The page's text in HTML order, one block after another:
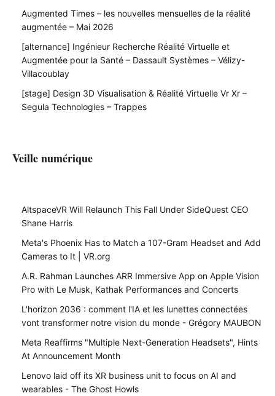
Augmented Times – les nouvelles mensuelles de la réalité
augmentée – Mai 2026
[alternance] Ingénieur Recherche Réalité Virtuelle et
Augmentée pour la Santé – Dassault Systèmes – Vélizy-
Villacoublay
[stage] Design 3D Visualisation & Réalité Virtuelle Vr Xr –
Segula Technologies – Trappes
Veille numérique
AltspaceVR Will Relaunch This Fall Under SideQuest CEO
Shane Harris
Meta's Phoenix Has to Match a 107-Gram Headset and Add
Cameras to It | VR.org
A.R. Rahman Launches ARR Immersive App on Apple Vision
Pro with Le Musk, Kathak Performances and Concerts
L'horizon 2036 : comment l'IA et les lunettes connectées
vont transformer notre vision du monde - Grégory MAUBON
Meta Reaffirms "Multiple Next-Generation Headsets", Hints
At Announcement Month
Lenovo laid off its XR business unit to focus on AI and
wearables - The Ghost Howls